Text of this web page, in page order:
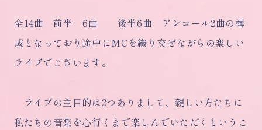
全14曲 前半 6曲 後半6曲 アンコール2曲の構
成となっており途中にMCを織り交ぜながらの楽しい
ライブでございます。
ライブの主目的は2つありまして、親しい方たちに
私たちの音楽を心行くまで楽しんでいただくというこ